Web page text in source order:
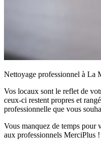
Nettoyage professionnel à La
Vos locaux sont le reflet de
ceux-ci restent propres et
professionnelle que vous
Vous manquez de temps pour
aux professionnels MerciPlus !